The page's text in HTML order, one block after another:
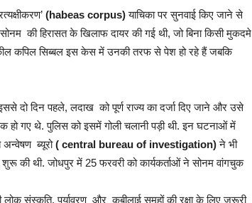
(habeas corpus)याचिका पर सुनवाई किए जाने से
की हिरासत के खिलाफ दायर की गई थी, जो बिना किसी मुकदमे
कपिल सिब्बल इस केस में उनकी तरफ से पेश हो रहे हैं जबकि
दो दिन पहले, लदाख को पूर्ण राज्य का दर्जा दिए जाने और उसे
हो गए थे. पुलिस को इसमें गोली चलानी पड़ी थी. इन घटनाओं में
अन्वेषण ब्यूरो( central bureau of investigation)ने भी
की थी. जोधपुर में 25 फरवरी को कार्यकर्ताओं ने सोनम वांगचुक
संस्कृति, पर्यावरण और कबीलाई समूहों की रक्षा के लिए ज़रूरी